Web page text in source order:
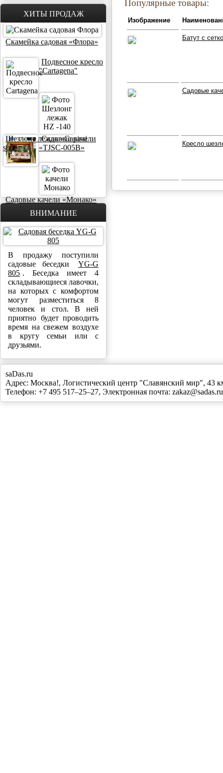
ХИТЫ ПРОДАЖ
Скамейка садовая «Флора»
Подвесное кресло
"Cartagena"
Шезлонг лежак «Capissi
sun»
Садовые качели
«TJSC-005B»
Садовые качели «Монако»
ВНИМАНИЕ
В продажу поступили
садовые беседки
YG-G
805 . Беседка имеет 4
складывающиеся лавочки,
на которых с комфортом
могут разместиться 8
человек и стол. В ней
приятно будет проводить
время на свежем воздухе
в кругу семьи или с
друзьями.
Изображение
Батут с
Садовые
Кресло
saDas.ru
Адрес: Москва!, Логистический центр "Славянский мир",
Телефон: +7 495 517–25–27, Электронная почта: zakaz@sadas.ru